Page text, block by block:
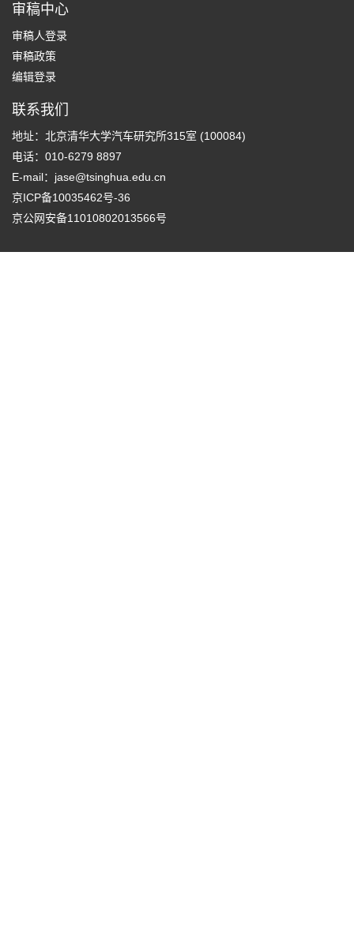
审稿中心
审稿人登录
审稿政策
编辑登录
联系我们
地址：北京清华大学汽车研究所315室 (100084)
电话：010-6279 8897
E-mail： jase@tsinghua.edu.cn
京ICP备10035462号-36
京公网安备11010802013566号